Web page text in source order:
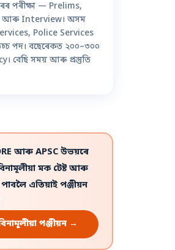
পৰীক্ষা — Prelims,
আৰু Interview। অসম
Police Services
পদ। বছেৰেকত ২০০–৩০০
বেছি সময় আৰু প্ৰস্তুতি
আৰু APSC উভয়ৰে
মক টেষ্ট আৰু
এতিয়াই পঞ্জীয়ন
পঞ্জীয়ন →